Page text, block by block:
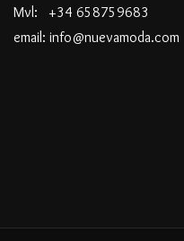
Mvl: +34 658759683
email: info@nuevamoda.com